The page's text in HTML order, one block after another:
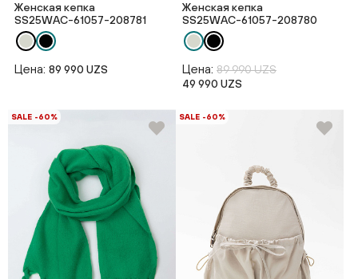
Женская кепка
SS25WAС-61057-208781
Цена: 89 990 UZS
Женская кепка
SS25WAС-61057-208780
Цена: 89 990 UZS
49 990 UZS
SALE -60% SALE -60%